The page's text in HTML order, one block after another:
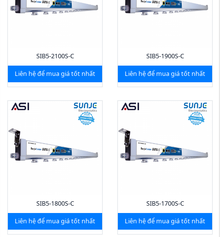
SIB5-2100S-C
Liên hệ để mua giá tốt nhất
SIB5-1900S-C
Liên hệ để mua giá tốt nhất
SIB5-1800S-C
Liên hệ để mua giá tốt nhất
SIB5-1700S-C
Liên hệ để mua giá tốt nhất